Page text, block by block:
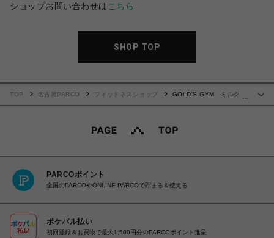
ショップお問い合わせは こちら
SHOP TOP
TOP 名古屋PARCO フィットネスショップ
GOLD'S GYM ミルクプ
PARCOポイント
全国のPARCOやONLINE PARCOで貯まる＆使える
ポケパル払い
初回登録＆お買物で最大1,500円分のPARCOポイント進呈